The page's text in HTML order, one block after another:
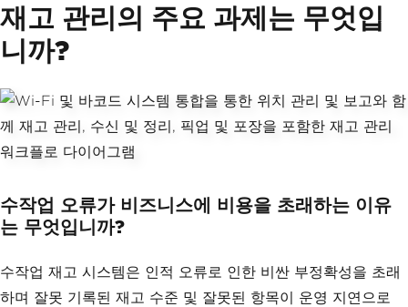
재고 관리의 주요 과제는 무엇입
니까?
수작업 오류가 비즈니스에 비용을 초래하는 이유
는 무엇입니까?
수작업 재고 시스템은 인적 오류로 인한 비싼 부정확성을 초래
하며 잘못 기록된 재고 수준 및 잘못된 항목이 운영 지연으로